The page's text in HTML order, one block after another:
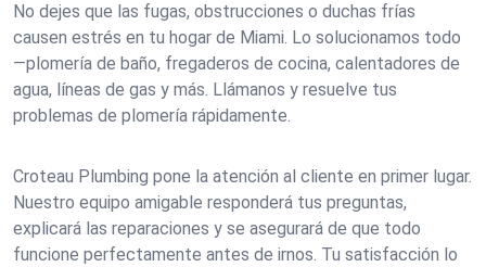
No dejes que las fugas, obstrucciones o duchas frías
causen estrés en tu hogar de Miami. Lo solucionamos todo
—plomería de baño, fregaderos de cocina, calentadores de
agua, líneas de gas y más. Llámanos y resuelve tus
problemas de plomería rápidamente.
Croteau Plumbing pone la atención al cliente en primer lugar.
Nuestro equipo amigable responderá tus preguntas,
explicará las reparaciones y se asegurará de que todo
funcione perfectamente antes de irnos. Tu satisfacción lo